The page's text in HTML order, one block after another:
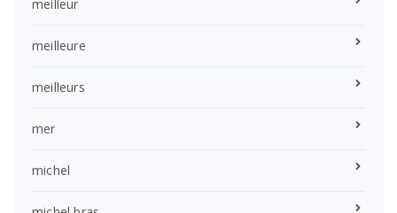
meilleur
meilleure
meilleurs
mer
michel